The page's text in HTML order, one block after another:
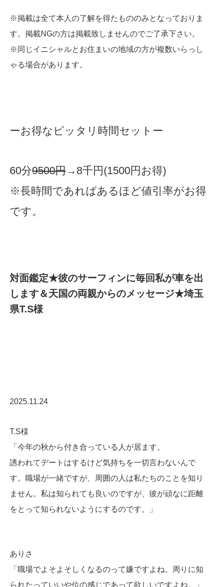
※掲載は全て本人の了解を得たもののみとなっておりま
す。掲載NGの方は掲載致しませんのでご了承下さい。
※同じイニシャルとお住まいの地域の方が複数いらっし
ゃる場合があります。
ーお得なピッタリ時間セットー
60分9500円→8千円(1500円お得)
※長時間であればあるほど値引率がお得
です。
​対面鑑定★彼のサーフィンに毎回私が車を出
します＆天国の両親からのメッセージ★埼玉
県T.S様
2025.11.24
T.S様
「今年の秋から付き合っている人が居ます。
誘われてデートはするけど気持ちを一切言わないんで
す。職場が一緒ですが、周囲の人は私たちのことを知り
ません。私は知られても良いのですが、彼が頑なに距離
をとって知られないようにするのです。」
ありさ
「職場でよそよそしくなるのって嫌ですよね。周りに知
られたっていいや位の感じであって欲しいですよね。」